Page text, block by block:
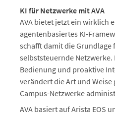
KI für Netzwerke mit AVA
AVA bietet jetzt ein wirklich
agentenbasiertes KI-
schafft damit die
selbststeuernde
Bedienung und proaktive
verändert die Art und
Campus-Netzwerke
AVA basiert auf Arista EOS